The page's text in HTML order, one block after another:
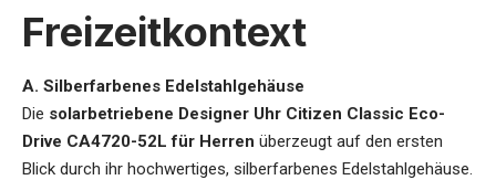
Freizeitkontext
A. Silberfarbenes Edelstahlgehäuse
Die solarbetriebene Designer Uhr Citizen Classic Eco-
Drive CA4720-52L für Herren überzeugt auf den ersten
Blick durch ihr hochwertiges, silberfarbenes Edelstahlgehäuse.